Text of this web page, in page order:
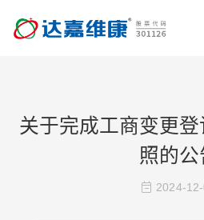
关于完成工商变更
照的公
2024-